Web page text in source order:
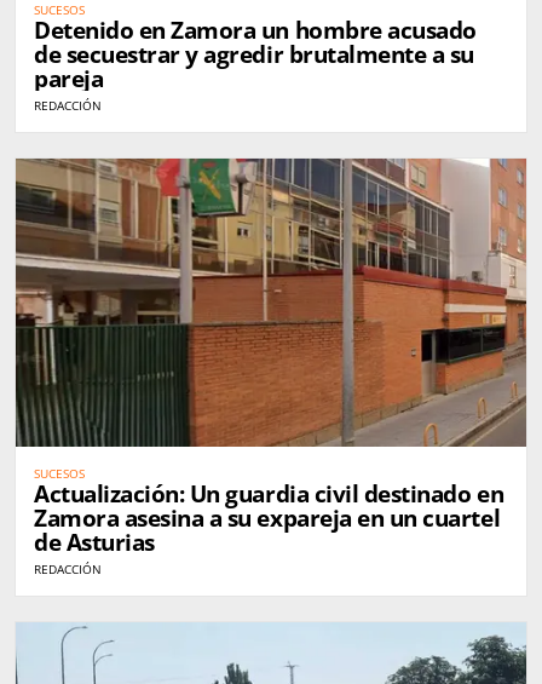
SUCESOS
Detenido en Zamora un hombre acusado
de secuestrar y agredir brutalmente a su
pareja
REDACCIÓN
SUCESOS
Actualización: Un guardia civil destinado en
Zamora asesina a su expareja en un cuartel
de Asturias
REDACCIÓN